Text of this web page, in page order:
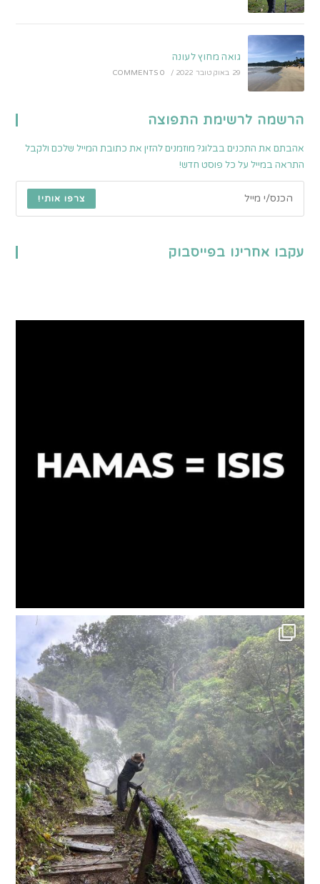
גואה מחוץ לעונה
29 באוקטובר 2022 /
0 COMMENTS
הרשמה לרשימת התפוצה
אהבתם את התכנים בבלוג? מוזמנים להזין את כתובת המייל שלכם ולקבל
התראה במייל על כל פוסט חדש!
צרפו אותי!
עקבו אחרינו בפייסבוק